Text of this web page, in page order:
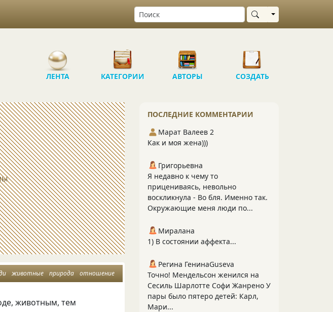
Выбрать область
ЛЕНТА КАТЕГОРИИ АВТОРЫ СОЗДАТЬ
животные природа отношение
животным, тем
ПОСЛЕДНИЕ КОММЕНТАРИИ
Марат Валеев 2
Как и моя жена)))
Григорьевна
Я недавно к чему то
прицениваясь, невольно
воскликнула - Во бля. Именно так.
Окружающие меня люди по...
Миралана
1) В состоянии аффекта...
Регина ГенинаGuseva
Точно! Мендельсон женился на
Сесиль Шарлотте Софи Жанрено У
пары было пятеро детей: Карл,
Мари...